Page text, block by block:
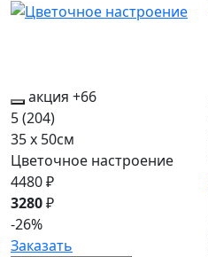
акция +66
5(204)
35 x 50см
Цветочное настроение
4480 ₽
3280₽
-26%
Заказать